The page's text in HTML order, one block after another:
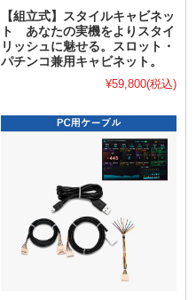
【組立式】スタイルキャビネッ
ト あなたの実機をよりスタイ
リッシュに魅せる。スロット・
パチンコ兼用キャビネット。
¥59,800(税込)